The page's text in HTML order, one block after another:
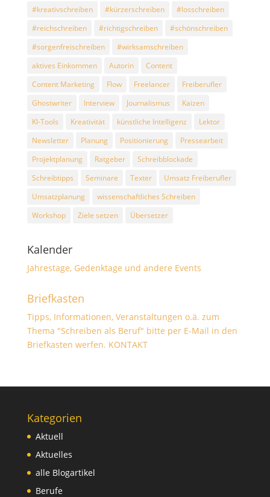
#kreativschreiben #kürzerschreiben
#losschreiben
#reichschreiben
#richtigschreiben
#schönschreiben
#sorgenfreischreiben
#wirksamschreiben
aktives Einkommen
Autorin
Content
Content Marketing
Flow Freelancer
Freiberufler
Ghostwriter
Interview Journalismus
Kaizen
KI-Tools
Kreativität künstliche Intelligenz
Lektor
Newsletter
Planung Positionierung
Pressearbeit
Projektplanung
Ratgeber
Schreibblockade
Schreibtipps
Seminare Texter
Umsatz Freiberufler
Umsatzplanung
wissenschaftliches Schreiben
Workshop
Ziele setzen Übersetzer
Kalender
Jahrestage, Gedenktage und andere Events
Briefkasten
Tipps, Informationen, Veranstaltungen o.ä. zum
Thema "Schreiben als Beruf" bitte per E-Mail in den
Briefkasten werfen. KONTAKT
Kategorien
Aktuell
Aktuelles
alle Blogartikel
Berufe